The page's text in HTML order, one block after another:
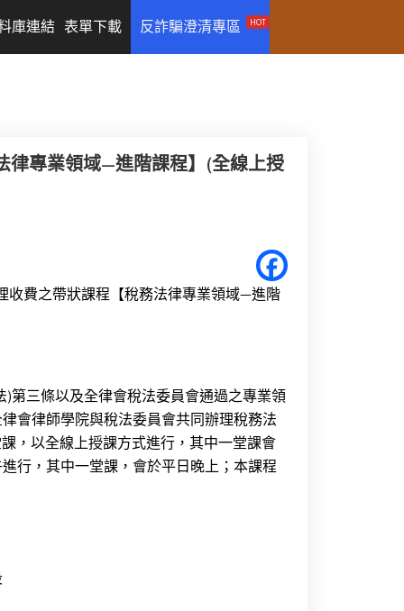
庫連結 表單下載 反詐騙澄清專區 HOT
律專業領域—進階課程】(全線上授
收費之帶狀課程【稅務法律專業領域—進階
第三條以及全律會稅法委員會通過之專業領
會律師學院與稅法委員會共同辦理稅務法
，以全線上授課方式進行，其中一堂課會
行，其中一堂課，會於平日晚上；本課程